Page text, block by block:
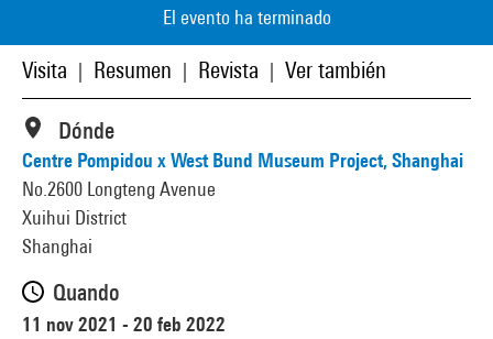
El evento ha terminado
Visita Resumen Revista Ver también
Dónde
Centre Pompidou x West Bund Museum Project, Shanghai
No.2600 Longteng Avenue
Xuihui District
Shanghai
Quando
11 nov 2021 - 20 feb 2022